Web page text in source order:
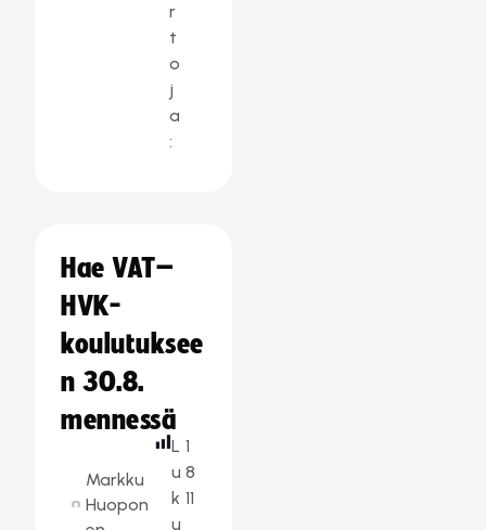
r
t
o
j
a
:
Hae VAT–
HVK-
koulutuksee
n 30.8.
mennessä
Markku
Huopon
L
u
k
u
1
8
11